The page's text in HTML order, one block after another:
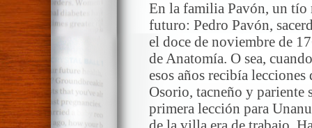
En la familia Pavón, un tío
futuro: Pedro Pavón,
el doce de noviembre de
de Anatomía. O sea,
esos años recibía
Osorio, tacneño y pariente
primera lección para